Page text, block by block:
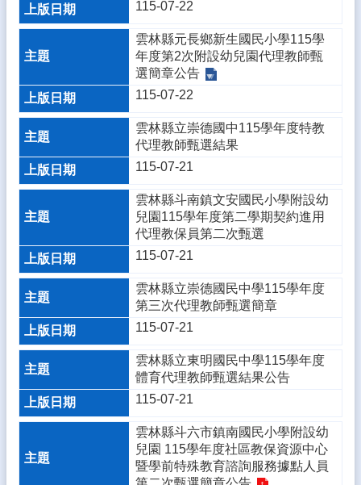
源
校
園
宣
導
專
區
雲
藝
廊
115
學
年
度
校
課
程
計
115-07-22
雲林縣元長鄉新生國民小學115學
年度第2次附設幼兒園代理教師甄
選簡章公告
115-07-22
雲林縣立崇德國中115學年度特教
代理教師甄選結果
115-07-21
雲林縣斗南鎮文安國民小學附設幼
兒園115學年度第二學期契約進用
代理教保員第二次甄選
115-07-21
雲林縣立崇德國民中學115學年度
第三次代理教師甄選簡章
115-07-21
雲林縣立東明國民中學115學年度
體育代理教師甄選結果公告
115-07-21
雲林縣斗六市鎮南國民小學附設幼
兒園 115學年度社區教保資源中心
暨學前特殊教育諮詢服務據點人員